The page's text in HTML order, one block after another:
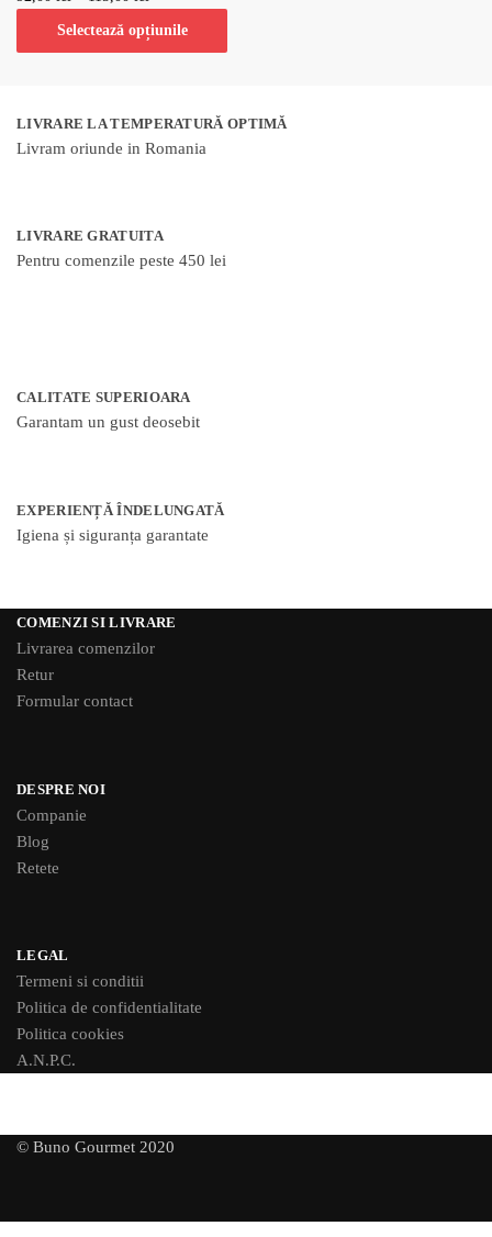
Selectează opțiunile
LIVRARE LA TEMPERATURĂ OPTIMĂ
Livram oriunde in Romania
LIVRARE GRATUITA
Pentru comenzile peste 450 lei
CALITATE SUPERIOARA
Garantam un gust deosebit
EXPERIENȚĂ ÎNDELUNGATĂ
Igiena și siguranța garantate
COMENZI SI LIVRARE
Livrarea comenzilor
Retur
Formular contact
DESPRE NOI
Companie
Blog
Retete
LEGAL
Termeni si conditii
Politica de confidentialitate
Politica cookies
A.N.P.C.
© Buno Gourmet 2020